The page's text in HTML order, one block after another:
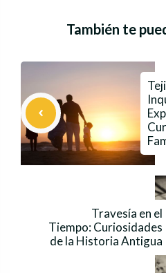
También te
Travesía en el
Tiempo: Curiosidades
de la Historia Antigua